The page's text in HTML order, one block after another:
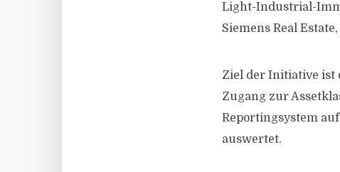
Light-Industrial-
Siemens Real
Ziel der Initiative ist
Zugang zur
Reportingsystem
auswertet.